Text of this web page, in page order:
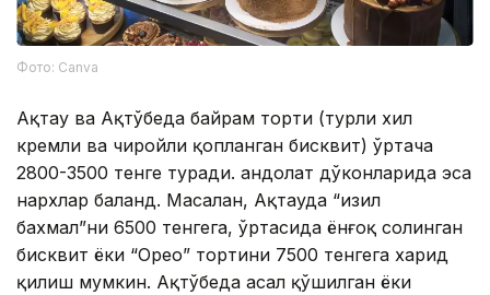
Фото: Canva
Ақтау ва Ақтўбеда байрам торти (турли хил
кремли ва чиройли қопланган бисквит) ўртача
2800-3500 тенге туради. Қандолат дўконларида эса
нархлар баланд. Масалан, Ақтауда “Қизил
бахмал”ни 6500 тенгега, ўртасида ёнғоқ солинган
бисквит ёки “Орео” тортини 7500 тенгега харид
қилиш мумкин. Ақтўбеда асал қўшилган ёки